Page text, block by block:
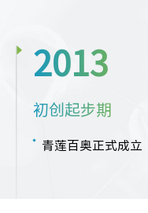
2013
初创起步期
青莲百奥正式成立